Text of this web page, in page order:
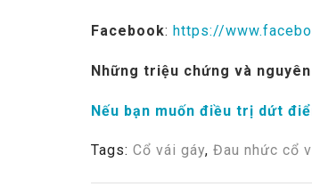
Facebook: https://
Những triệu chứng và
Nếu bạn muốn điều trị dứt
Tags: Cổ vái gáy, Đau nhức cổ